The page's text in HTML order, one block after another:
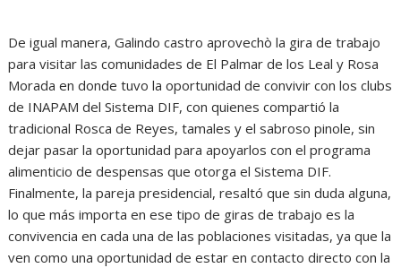
De igual manera, Galindo castro aprovechò la gira de trabajo
para visitar las comunidades de El Palmar de los Leal y Rosa
Morada en donde tuvo la oportunidad de convivir con los clubs
de INAPAM del Sistema DIF, con quienes compartió la
tradicional Rosca de Reyes, tamales y el sabroso pinole, sin
dejar pasar la oportunidad para apoyarlos con el programa
alimenticio de despensas que otorga el Sistema DIF.
Finalmente, la pareja presidencial, resaltó que sin duda alguna,
lo que más importa en ese tipo de giras de trabajo es la
convivencia en cada una de las poblaciones visitadas, ya que la
ven como una oportunidad de estar en contacto directo con la